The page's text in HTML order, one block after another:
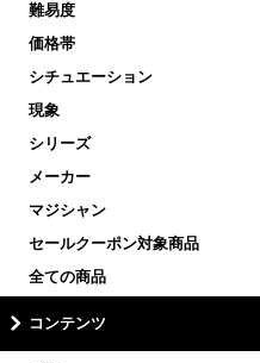
難易度
価格帯
シチュエーション
現象
シリーズ
メーカー
マジシャン
セールクーポン対象商品
全ての商品
コンテンツ